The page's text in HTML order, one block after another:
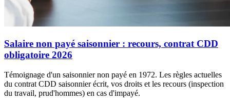
Salaire non payé saisonnier : recours, contrat CDD
obligatoire 2026
Témoignage d'un saisonnier non payé en 1972. Les règles actuelles
du contrat CDD saisonnier écrit, vos droits et les recours (inspection
du travail, prud'hommes) en cas d'impayé.